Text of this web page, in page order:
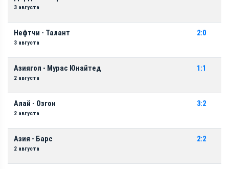
3 августа
Нефтчи - Талант
3 августа
2:0
Азиягол - Мурас Юнайтед
2 августа
1:1
Алай - Озгон
2 августа
3:2
Азия - Барс
2 августа
2:2